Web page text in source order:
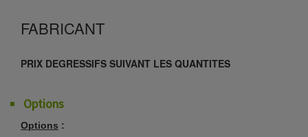
FABRICANT
PRIX DEGRESSIFS SUIVANT LES QUANTITES
Options
Options :